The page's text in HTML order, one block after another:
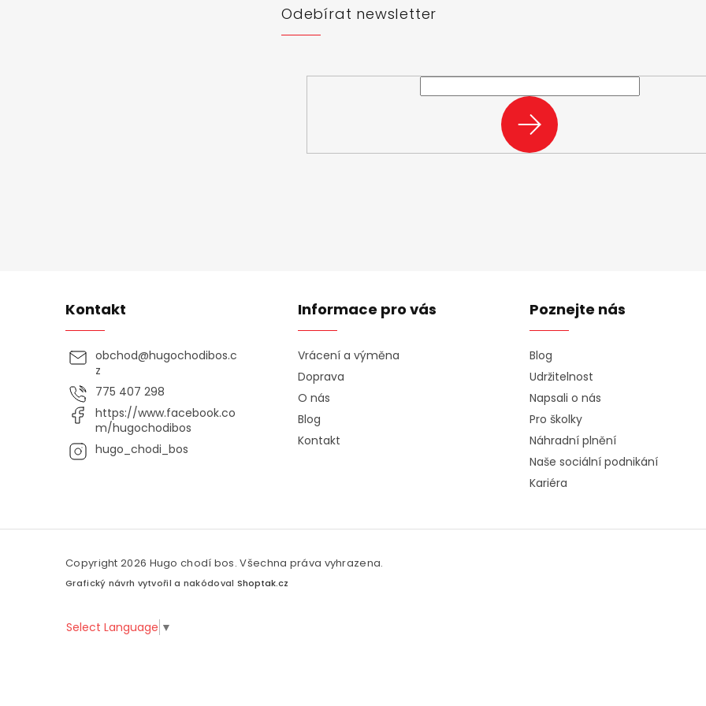
Odebírat newsletter
PŘIHLÁSIT
SE
Kontakt
obchod@hugochodibos.c
z
775 407 298
https://www.facebook.co
m/hugochodibos
hugo_chodi_bos
Informace pro vás
Vrácení a výměna
Doprava
O nás
Blog
Kontakt
Poznejte nás
Blog
Udržitelnost
Napsali o nás
Pro školky
Náhradní plnění
Naše sociální podnikání
Kariéra
Copyright 2026 Hugo chodí bos. Všechna práva vyhrazena.
Grafický návrh vytvořil a nakódoval Shoptak.cz
Select Language ▼